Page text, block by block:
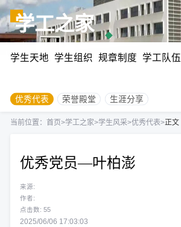
学工之家
学生天地 学生组织 规章制度 学工队伍
优秀代表 荣誉殿堂 生涯分享
当前位置： 首页>学工之家>学生风采>优秀代表>正文
优秀党员—叶柏澎
来源:
作者:
点击数:55
2025/06/06 17:03:03